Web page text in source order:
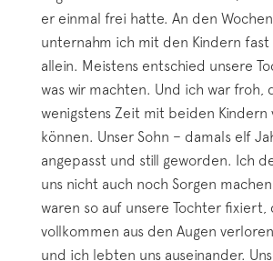
er einmal frei hatte. An den
unternahm ich mit den Kindern
allein. Meistens entschied unsere
was wir machten. Und ich war froh,
wenigstens Zeit mit beiden Kindern
können. Unser Sohn – damals elf
angepasst und still geworden. Ich
uns nicht auch noch Sorgen
waren so auf unsere Tochter fixiert,
vollkommen aus den Augen
und ich lebten uns auseinander.